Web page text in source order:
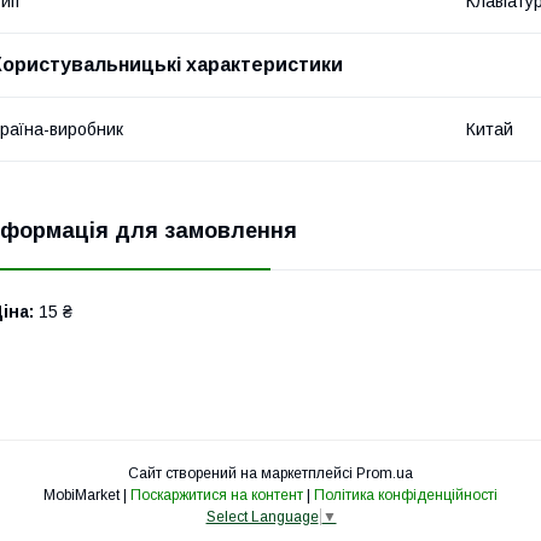
характеристики
виробник Китай
для замовлення
15 ₴
Сайт створений на маркетплейсі Prom.ua
MobiMarket | Поскаржитися на контент | Політика конфіденційності
Select Language ▼